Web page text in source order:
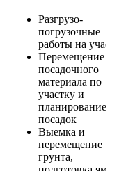
Разгрузо-
погрузочные
работы на участке
Перемещение
посадочного
материала по
участку и
планирование
посадок
Выемка и
перемещение
грунта,